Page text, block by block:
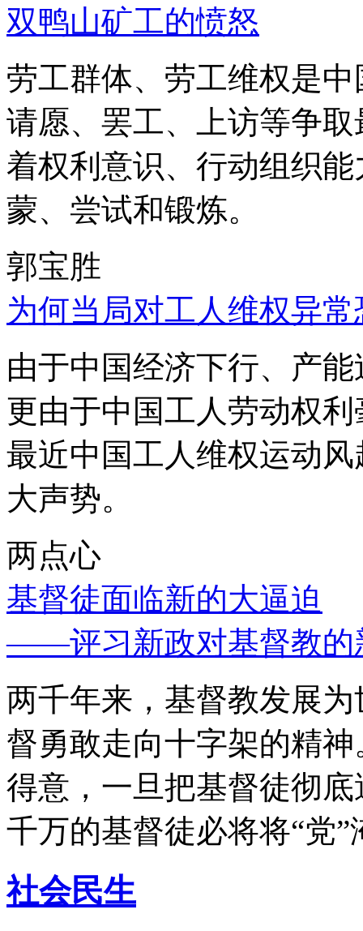
双鸭山矿工的愤怒
劳工群体、劳工维权是
请愿、罢工、上访等争
着权利意识、行动组织
蒙、尝试和锻炼。
郭宝胜
为何当局对工人维权异
由于中国经济下行、产
更由于中国工人劳动权
最近中国工人维权运动
大声势。
两点心
基督徒面临新的大逼迫
——评习新政对基督教的
两千年来，基督教发展
督勇敢走向十字架的精
得意，一旦把基督徒彻
千万的基督徒必将将“党”
社会民生